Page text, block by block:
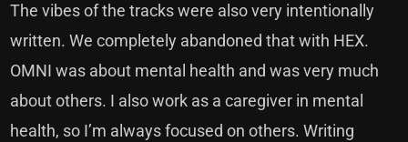
The vibes of the tracks were also very intentionally
written. We completely abandoned that with HEX.
OMNI was about mental health and was very much
about others. I also work as a caregiver in mental
health, so I’m always focused on others. Writing